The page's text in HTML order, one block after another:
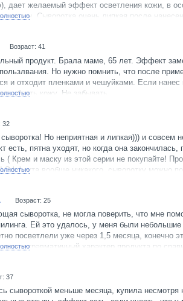
дает желаемый эффект осветления кожи, в
пятен. Сыворотка очень липкая после
Если необходимо дополнительное
сверху крем.
на мою сверхчувствительную кожу, сыворотка
не забивает, никакого раздражения или
все лицо, декольте и на те места на руках, где
почти незаметны. Продуктом очень довольна.
Возраст: 41
продукт. Брала маме, 65 лет. Эффект
Но нужно помнить, что после
и отходит пленками и чешуйками. Если нанес
убрать кожу. Не забывать.
32
Но неприятная и липкая))) и совсем
есть, пятна уходят, но когда она закончилась,
( Крем и маску из этой серии не покупайте!
Эффекта вообще никакого, сыворотку можно
Возраст: 25
сыворотка, не могла поверить, что мне
Ей это удалось, у меня были небольшие
посветлели уже через 1,5 месяца, конечно
менее травматичный характер продукта по
вписывания, особенно стоит это учитывать
дорогой, но явно стоит своих денег.
37
сывороткой меньше месяца, купила несмотря